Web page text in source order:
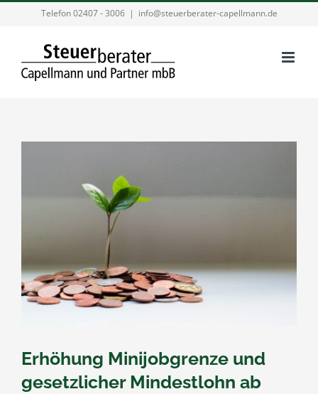
Telefon 02407 - 3006 | info@steuerberater-capellmann.de
Erhöhung Minijobgrenze und
gesetzlicher Mindestlohn ab